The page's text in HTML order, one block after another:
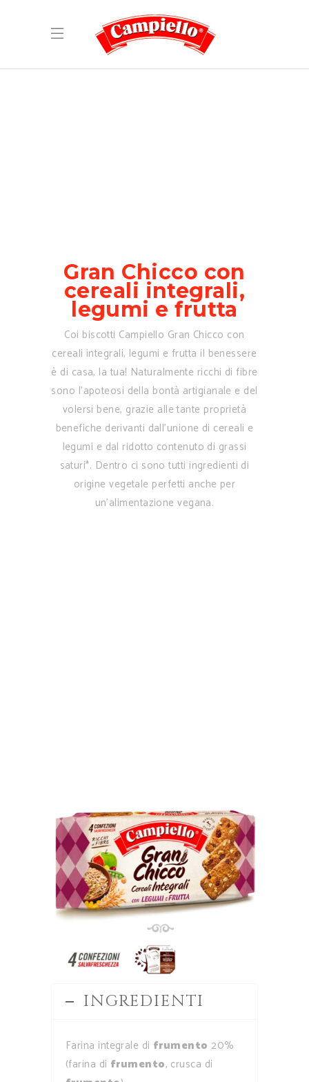
Gran Chicco con
cereali integrali,
legumi e frutta
Coi biscotti Campiello Gran Chicco con
cereali integrali, legumi e frutta il benessere
è di casa, la tua! Naturalmente ricchi di fibre
sono l’apoteosi della bontà artigianale e del
volersi bene, grazie alle tante proprietà
benefiche derivanti dall’unione di cereali e
legumi e dal ridotto contenuto di grassi
saturi*. Dentro ci sono tutti ingredienti di
origine vegetale perfetti anche per
un’alimentazione vegana.
INGREDIENTI
Farina integrale di frumento 20%
(farina di frumento, crusca di